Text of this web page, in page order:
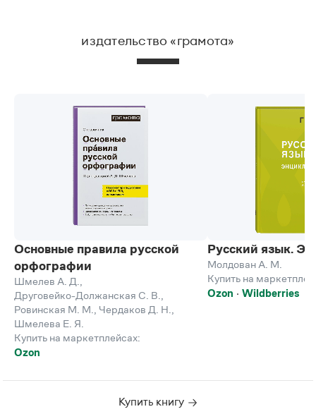
издательство «грамота»
Основные правила русской
орфографии
Шмелев А. Д.
Друговейко-Должанская С. В.
Ровинская М. М.
Чердаков Д. Н.
Шмелева Е. Я.
Купить на маркетплейсах:
Ozon
Русский язык.
Молдован А. М.
Купить на
Ozon
Wildberries
Купить книгу